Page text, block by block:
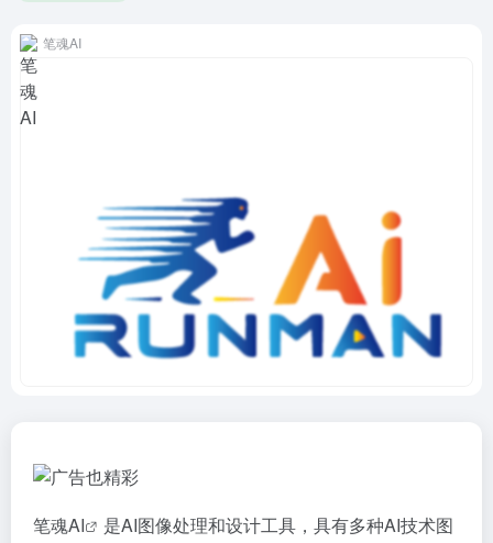
笔魂AI
笔魂AI
是AI图像处理和设计工具，具有多种AI技术图